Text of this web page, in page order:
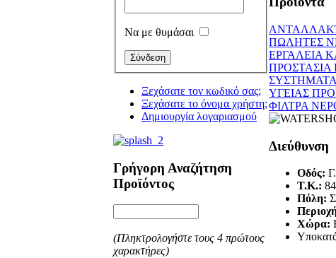
Να με θυμάσαι
Ξεχάσατε τον κωδικό σας;
Ξεχάσατε το όνομα χρήστη;
Δημιουργία λογαριασμού
Γρήγορη Αναζήτηση
Προϊόντος
(Πληκτρολογήστε τους 4 πρώτους
χαρακτήρες)
ΠΩΛΗΤΕΣ
ΕΡΓΑΛΕΙΑ
ΠΡΟΣΤΑΣΙΑ
ΥΓΕΙΑΣ
ΦΙΛΤΡΑ
Διεύθυνση
Οδός:
T.K.:
Πόλη:
Χώρα: